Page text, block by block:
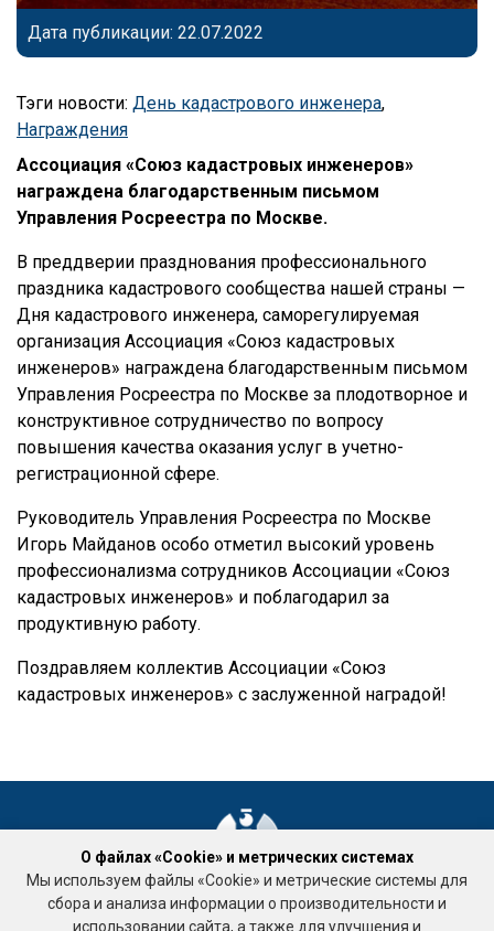
Дата публикации: 22.07.2022
Тэги новости: День кадастрового инженера,
Награждения
Ассоциация «Союз кадастровых инженеров»
награждена благодарственным письмом
Управления Росреестра по Москве.
В преддверии празднования профессионального
праздника кадастрового сообщества нашей страны —
Дня кадастрового инженера, саморегулируемая
организация Ассоциация «Союз кадастровых
инженеров» награждена благодарственным письмом
Управления Росреестра по Москве за плодотворное и
конструктивное сотрудничество по вопросу
повышения качества оказания услуг в учетно-
регистрационной сфере.
Руководитель Управления Росреестра по Москве
Игорь Майданов особо отметил высокий уровень
профессионализма сотрудников Ассоциации «Союз
кадастровых инженеров» и поблагодарил за
продуктивную работу.
Поздравляем коллектив Ассоциации «Союз
кадастровых инженеров» с заслуженной наградой!
Ассоциация «Национальное объединение саморегулируемых
организаций кадастровых инженеров»
О файлах «Cookie» и метрических системах
Мы используем файлы «Cookie» и метрические системы для
сбора и анализа информации о производительности и
использовании сайта, а также для улучшения и